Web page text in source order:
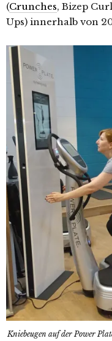
(Crunches, Bizep
Ups) innerhalb von
Kniebeugen auf der Power